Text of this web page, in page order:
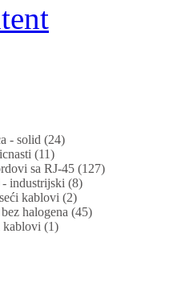
- solid (24)
(11)
sa RJ-45 (127)
- industrijski (8)
kablovi (2)
halogena (45)
(1)